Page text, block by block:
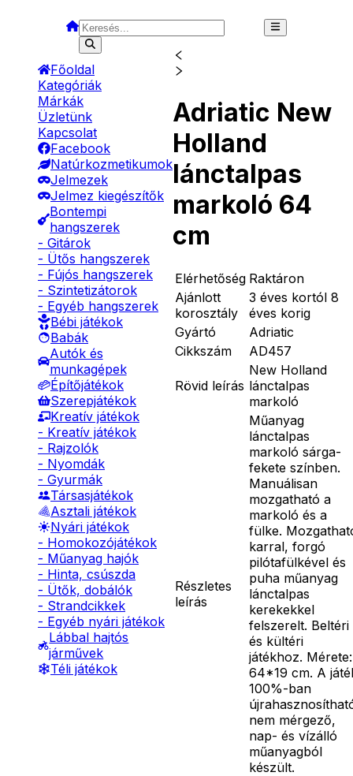
Főoldal
Kategóriák
Márkák
Üzletünk
Kapcsolat
Facebook
Natúrkozmetikumok
Jelmezek
Jelmez kiegészítők
Bontempi
hangszerek
- Gitárok
- Ütős hangszerek
- Fújós hangszerek
- Szintetizátorok
- Egyéb hangszerek
Bébi játékok
Babák
Autók és
munkagépek
Építőjátékok
Szerepjátékok
Kreatív játékok
- Kreatív játékok
- Rajzolók
- Nyomdák
- Gyurmák
Társasjátékok
Asztali játékok
Nyári játékok
- Homokozójátékok
- Műanyag hajók
- Hinta, csúszda
- Ütők, dobálók
- Strandcikkek
- Egyéb nyári játékok
Lábbal hajtós
járművek
Téli játékok
Adriatic New
Holland
lánctalpas
markoló 64
cm
Elérhetőség Raktáron
Ajánlott
korosztály
3 éves kortól 8
éves korig
Gyártó
Adriatic
Cikkszám
AD457
Rövid leírás
New Holland
lánctalpas
markoló
Részletes
leírás
Műanyag
lánctalpas
markoló sárga-
fekete színben.
Manuálisan
mozgatható a
markoló és a
fülke.
karral, forgó
pilótafülkével és
puha műanyag
lánctalpas
kerekekkel
felszerelt. Beltéri
és kültéri
játékhoz. Mérete:
64*19 cm. A
100%-ban
nem mérgező,
nap- és vízálló
műanyagból
készült.